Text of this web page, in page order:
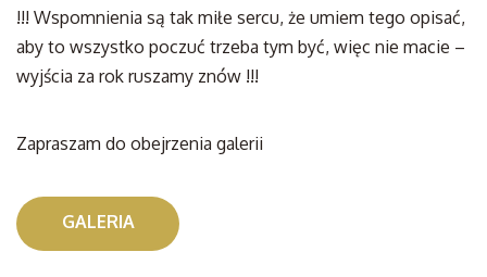
!!! Wspomnienia są tak miłe sercu, że umiem tego opisać,
aby to wszystko poczuć trzeba tym być, więc nie macie –
wyjścia za rok ruszamy znów !!!
Zapraszam do obejrzenia galerii
GALERIA